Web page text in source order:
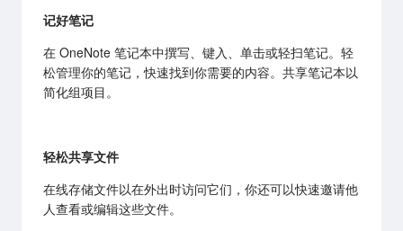
记好笔记
在 OneNote 笔记本中撰写、键入、单击或轻扫笔记。轻
松管理你的笔记，快速找到你需要的内容。共享笔记本以
简化组项目。
轻松共享文件
在线存储文件以在外出时访问它们，你还可以快速邀请他
人查看或编辑这些文件。